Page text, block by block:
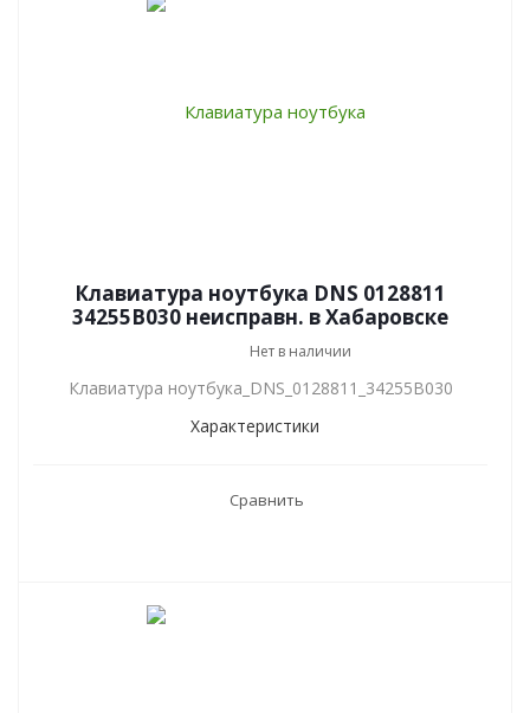
Клавиатура ноутбука DNS 0128811
34255B030 неисправн. в Хабаровске
Нет в наличии
Клавиатура ноутбука_DNS_0128811_34255B030
Характеристики
Сравнить